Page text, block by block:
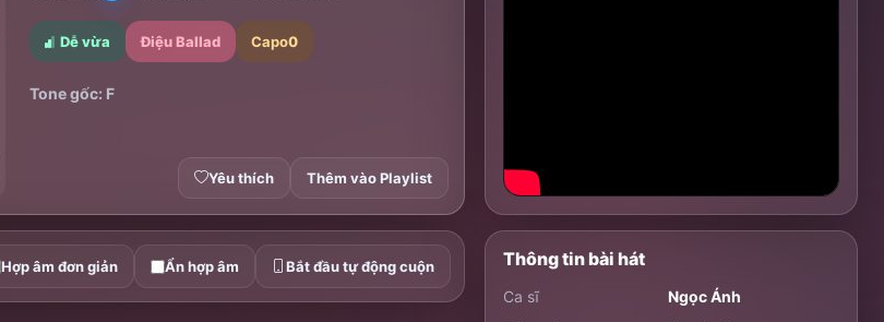
Dễ vừa Điệu Ballad Capo0
Tone gốc: F
Yêu thích Thêm vào Playlist
Hợp âm đơn giản Ẩn hợp âm Bắt đầu tự động cuộn Thông tin bài hát
Ca sĩ
Ngọc Ánh